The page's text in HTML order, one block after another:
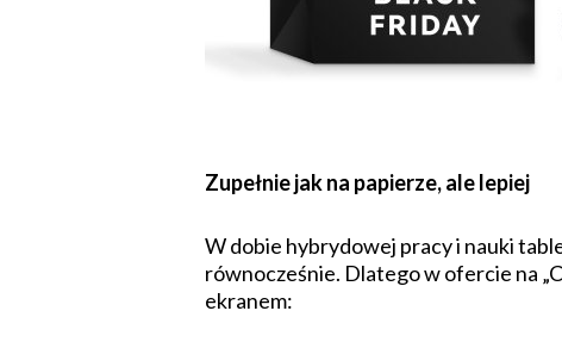
Zupełnie jak na papierze, ale lepiej
W dobie hybrydowej pracy i nauki
równocześnie. Dlatego w ofercie na
ekranem: